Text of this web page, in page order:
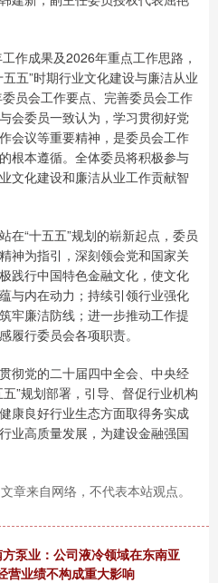
成果及2026年重点工作思路，
五”时期行业文化建设与廉洁从业
员会工作要点、完善委员会工作
会委员一致认为，学习贯彻好党
会议等重要精神，是委员会工作
根本遵循。全体委员将积极参与
文化建设和廉洁从业工作贡献智
“十五五”规划的崭新起点，委员
神为指引，深刻领会党和国家关
践行中国特色金融文化，使文化
与内在动力；持续引领行业强化
牢廉洁防线；进一步推动工作提
履行委员会各项职责。
党的二十届四中全会、中央经
”规划部署，引导、督促行业机构
康良好行业生态方面取得务实成
业高质量发展，为建设金融强国
章来自网络，不代表本站观点。
泵业：公司液冷领域在东南亚
营业绩不构成重大影响